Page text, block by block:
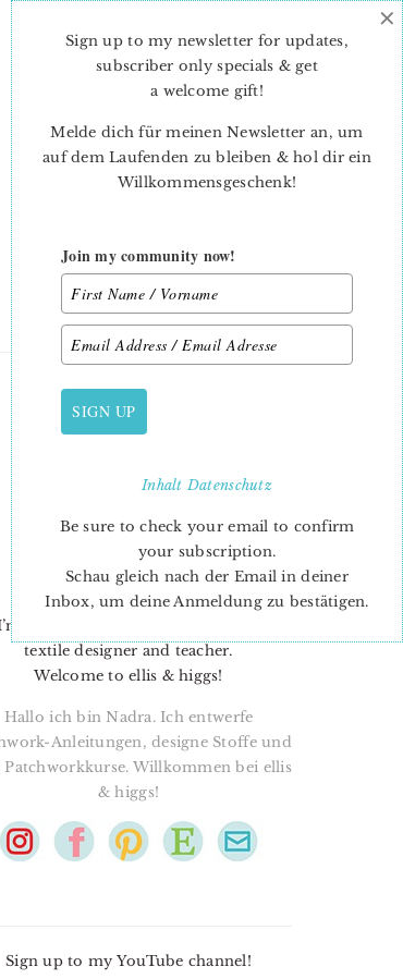
DATENSCHUTZ
Nadra. I’m a quilt pattern designer,
textile designer and teacher.
Welcome to ellis & higgs!
Hallo ich bin Nadra. Ich entwerfe
Anleitungen, designe Stoffe und
Patchworkkurse. Willkommen bei ellis
& higgs!
Sign up to my YouTube channel!
Sign up to my newsletter for updates,
subscriber only specials & get
a welcome gift!
Melde dich für meinen Newsletter an, um
auf dem Laufenden zu bleiben & hol dir ein
Willkommensgeschenk!
Join my community now!
SIGN UP
InhaltDatenschutz
Be sure to check your email to confirm
your subscription.
Schau gleich nach der Email in deiner
Inbox, um deine Anmeldung zu bestätigen.
×